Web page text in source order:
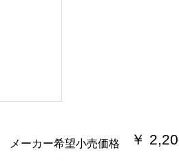
メーカー希望小売価格 ￥